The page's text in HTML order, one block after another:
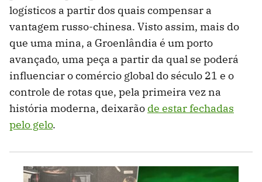
logísticos a partir dos quais compensar a
vantagem russo-chinesa. Visto assim, mais do
que uma mina, a Groenlândia é um porto
avançado, uma peça a partir da qual se poderá
influenciar o comércio global do século 21 e o
controle de rotas que, pela primeira vez na
história moderna, deixarão de estar fechadas
pelo gelo.